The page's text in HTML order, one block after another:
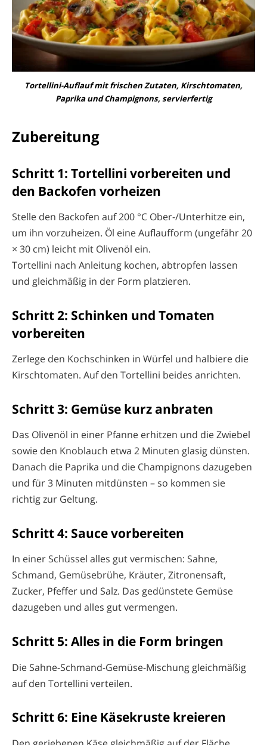
Tortellini-Auflauf mit frischen Zutaten, Kirschtomaten,
Paprika und Champignons, servierfertig
Zubereitung
Schritt 1: Tortellini vorbereiten und
den Backofen vorheizen
Stelle den Backofen auf 200 °C Ober-/Unterhitze ein,
um ihn vorzuheizen. Öl eine Auflaufform (ungefähr 20
× 30 cm) leicht mit Olivenöl ein.
Tortellini nach Anleitung kochen, abtropfen lassen
und gleichmäßig in der Form platzieren.
Schritt 2: Schinken und Tomaten
vorbereiten
Zerlege den Kochschinken in Würfel und halbiere die
Kirschtomaten. Auf den Tortellini beides anrichten.
Schritt 3: Gemüse kurz anbraten
Das Olivenöl in einer Pfanne erhitzen und die Zwiebel
sowie den Knoblauch etwa 2 Minuten glasig dünsten.
Danach die Paprika und die Champignons dazugeben
und für 3 Minuten mitdünsten – so kommen sie
richtig zur Geltung.
Schritt 4: Sauce vorbereiten
In einer Schüssel alles gut vermischen: Sahne,
Schmand, Gemüsebrühe, Kräuter, Zitronensaft,
Zucker, Pfeffer und Salz. Das gedünstete Gemüse
dazugeben und alles gut vermengen.
Schritt 5: Alles in die Form bringen
Die Sahne-Schmand-Gemüse-Mischung gleichmäßig
auf den Tortellini verteilen.
Schritt 6: Eine Käsekruste kreieren